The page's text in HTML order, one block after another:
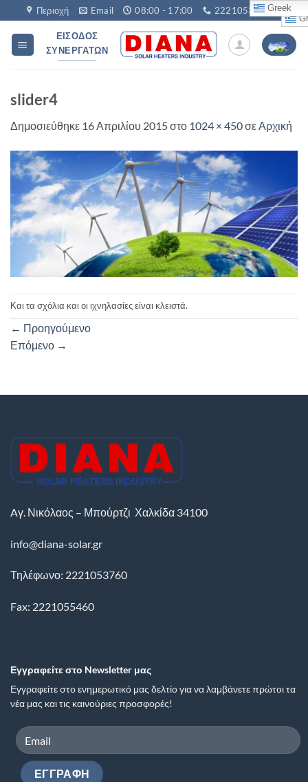
Μετάβαση
στο
περιεχόμενο
Περιοχή Email 08:00 - 17:00 2221053760
ΕΊΣΟΔΟΣ
ΣΥΝΕΡΓΑΤΏΝ
slider4
Δημοσιεύθηκε 16 Απριλίου 2015στο 1024 × 450σεΑρχική
Και τα σχόλια και οι ιχνηλασίες είναι κλειστά.
← Προηγούμενο
Επόμενο →
Aγ. Νικόλαος – Μπούρτζι Χαλκίδα 34100
info@diana-solar.gr
Τηλέφωνο: 2221053760
Fax: 2221055460
Εγγραφείτε στο Newsletter μας
Εγγραφείτε στο ενημερωτικό μας δελτίο για να λαμβάνετε πρώτοι τα
νέα μας και τις καινούριες προσφορές!
Greek